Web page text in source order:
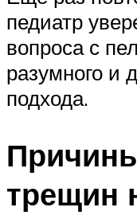
педиатр
вопроса с
разумного и
подхода.
трещин